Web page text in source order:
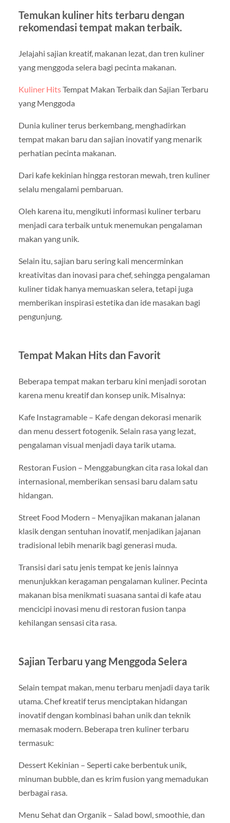
Temukan kuliner hits terbaru dengan
rekomendasi tempat makan terbaik.
Jelajahi sajian kreatif, makanan lezat, dan tren kuliner
yang menggoda selera bagi pecinta makanan.
Kuliner HitsTempat Makan Terbaik dan Sajian Terbaru
yang Menggoda
Dunia kuliner terus berkembang, menghadirkan
tempat makan baru dan sajian inovatif yang menarik
perhatian pecinta makanan.
Dari kafe kekinian hingga restoran mewah, tren kuliner
selalu mengalami pembaruan.
Oleh karena itu, mengikuti informasi kuliner terbaru
menjadi cara terbaik untuk menemukan pengalaman
makan yang unik.
Selain itu, sajian baru sering kali mencerminkan
kreativitas dan inovasi para chef, sehingga pengalaman
kuliner tidak hanya memuaskan selera, tetapi juga
memberikan inspirasi estetika dan ide masakan bagi
pengunjung.
Tempat Makan Hits dan Favorit
Beberapa tempat makan terbaru kini menjadi sorotan
karena menu kreatif dan konsep unik. Misalnya:
Kafe Instagramable – Kafe dengan dekorasi menarik
dan menu dessert fotogenik. Selain rasa yang lezat,
pengalaman visual menjadi daya tarik utama.
Restoran Fusion – Menggabungkan cita rasa lokal dan
internasional, memberikan sensasi baru dalam satu
hidangan.
Street Food Modern – Menyajikan makanan jalanan
klasik dengan sentuhan inovatif, menjadikan jajanan
tradisional lebih menarik bagi generasi muda.
Transisi dari satu jenis tempat ke jenis lainnya
menunjukkan keragaman pengalaman kuliner. Pecinta
makanan bisa menikmati suasana santai di kafe atau
mencicipi inovasi menu di restoran fusion tanpa
kehilangan sensasi cita rasa.
Sajian Terbaru yang Menggoda Selera
Selain tempat makan, menu terbaru menjadi daya tarik
utama. Chef kreatif terus menciptakan hidangan
inovatif dengan kombinasi bahan unik dan teknik
memasak modern. Beberapa tren kuliner terbaru
termasuk:
Dessert Kekinian – Seperti cake berbentuk unik,
minuman bubble, dan es krim fusion yang memadukan
berbagai rasa.
Menu Sehat dan Organik – Salad bowl, smoothie, dan